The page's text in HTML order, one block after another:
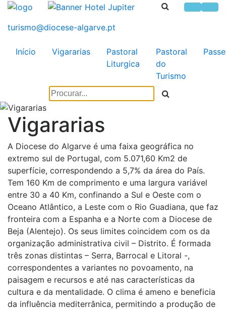
Início Vigararias
Pastoral
Liturgica
Pastoral
do
Turismo
Vigararias
A Diocese do Algarve é uma faixa geográfica no
extremo sul de Portugal, com 5.071,60 Km2 de
superfície, correspondendo a 5,7% da área do País.
Tem 160 Km de comprimento e uma largura variável
entre 30 a 40 Km, confinando a Sul e Oeste com o
Oceano Atlântico, a Leste com o Rio Guadiana, que faz
fronteira com a Espanha e a Norte com a Diocese de
Beja (Alentejo). Os seus limites coincidem com os da
organização administrativa civil – Distrito. É formada
três zonas distintas – Serra, Barrocal e Litoral -,
correspondentes a variantes no povoamento, na
paisagem e recursos e até nas características da
cultura e da mentalidade. O clima é ameno e beneficia
da influência mediterrânica, permitindo a produção de